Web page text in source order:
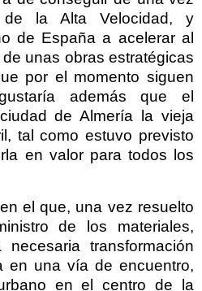
la Alta Velocidad, y
de España a acelerar al
unas obras estratégicas
por el momento siguen
además que el
de Almería la vieja
tal como estuvo previsto
en valor para todos los
el que, una vez resuelto
de los materiales,
transformación
en una vía de encuentro,
en el centro de la